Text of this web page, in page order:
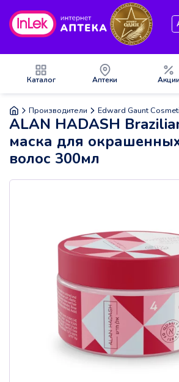
Каталог Аптеки Акции
Производители Edward Gaunt
ALAN HADASH
маска для
волос 300мл